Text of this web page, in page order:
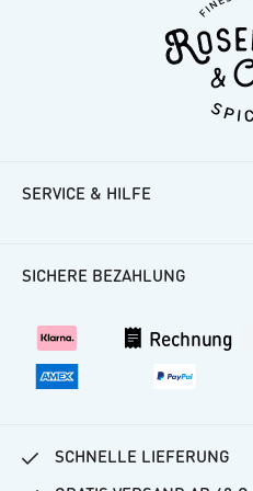
Übrigens, extra für die
haben wir die Namen der
Deckel gedruckt, sodass man
SERVICE & HILFE
Versand
Vertrag widerrufen
SICHERE BEZAHLUNG
Rechnung
SCHNELLE LIEFERUNG